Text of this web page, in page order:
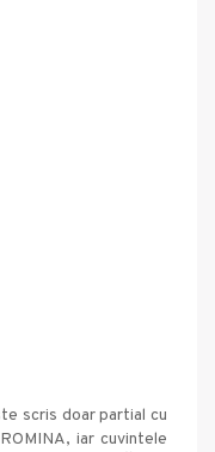
scris doar partial cu
iar cuvintele